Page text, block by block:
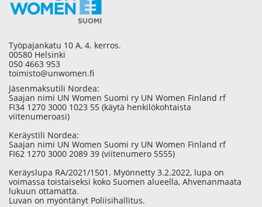
Työpajankatu 10 A, 4. kerros.
00580 Helsinki
050 4663 953
toimisto@unwomen.fi
Jäsenmaksutili Nordea:
Saajan nimi UN Women Suomi ry UN Women Finland rf
FI34 1270 3000 1023 55 (käytä henkilökohtaista
viitenumeroasi)
Keräystili Nordea:
Saajan nimi UN Women Suomi ry UN Women Finland rf
FI62 1270 3000 2089 39 (viitenumero 5555)
Keräyslupa RA/2021/1501. Myönnetty 3.2.2022, lupa on
voimassa toistaiseksi koko Suomen alueella, Ahvenanmaata
lukuun ottamatta.
Luvan on myöntänyt Poliisihallitus.